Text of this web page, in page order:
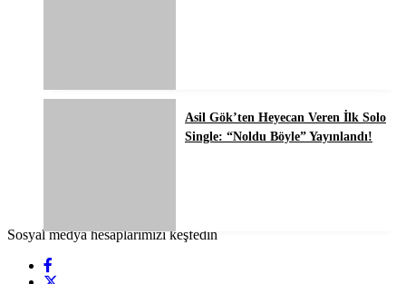
Asil Gök’ten Heyecan Veren İlk Solo
Single: “Noldu Böyle” Yayınlandı!
Sosyal medya hesaplarımızı keşfedin